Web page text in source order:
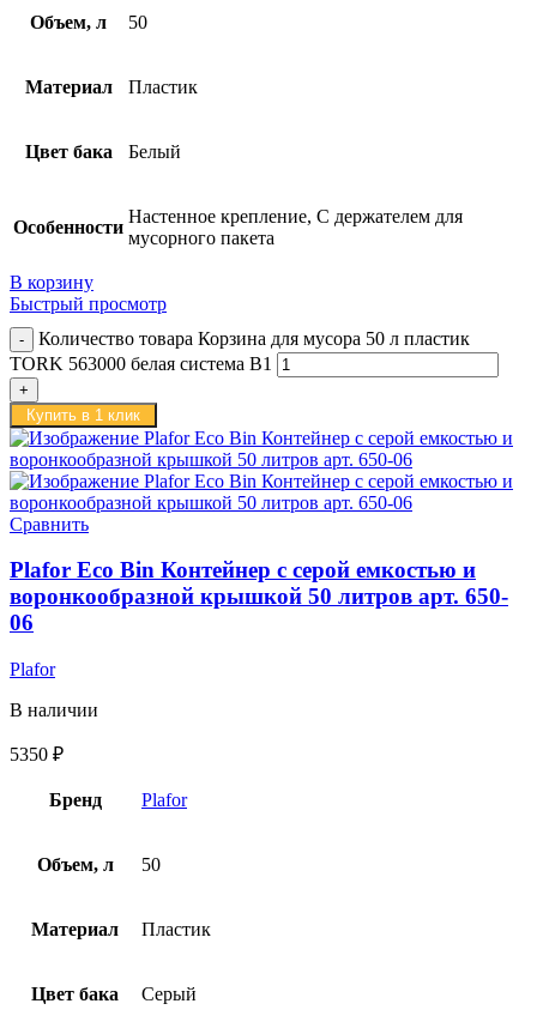
Объем, л 50
Материал Пластик
Цвет бака Белый
Особенности
Настенное крепление, С держателем для
мусорного пакета
В корзину
Быстрый просмотр
Количество товара Корзина для мусора 50 л пластик
TORK 563000 белая система B1
Купить в 1 клик
Сравнить
Plafor Eco Bin Контейнер с серой емкостью и
воронкообразной крышкой 50 литров арт. 650-
06
Plafor
В наличии
5350 ₽
Бренд Plafor
Объем, л 50
Материал Пластик
Цвет бака Серый